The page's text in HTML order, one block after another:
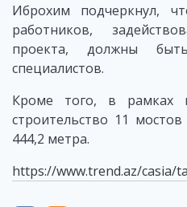
Иброхим подчеркнул,
работников,
проекта, должны
специалистов.
Кроме того, в рамках
строительство 11
444,2 метра.
https://www.trend.az/casia/